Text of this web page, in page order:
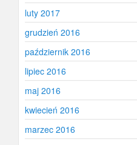
luty 2017
grudzień 2016
październik 2016
lipiec 2016
maj 2016
kwiecień 2016
marzec 2016